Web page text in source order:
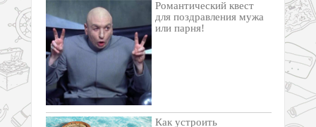
Романтический квест
для поздравления мужа
или парня!
Как устроить